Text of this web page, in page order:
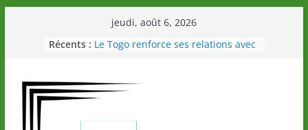
jeudi, août 6, 2026
Récents : Le Togo renforce ses relations avec
Éléphants en Côte d’Ivoire
LOTO DETENTE”, un nouveau tirage